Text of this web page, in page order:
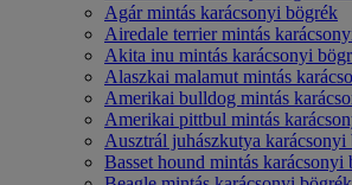
Agár mintás karácsonyi bögrék
Airedale terrier mintás
Akita inu mintás karácsonyi
Alaszkai malamut mintás
Amerikai bulldog mintás
Amerikai pittbul mintás
Ausztrál juhászkutya karácsonyi
Basset hound mintás karácsonyi